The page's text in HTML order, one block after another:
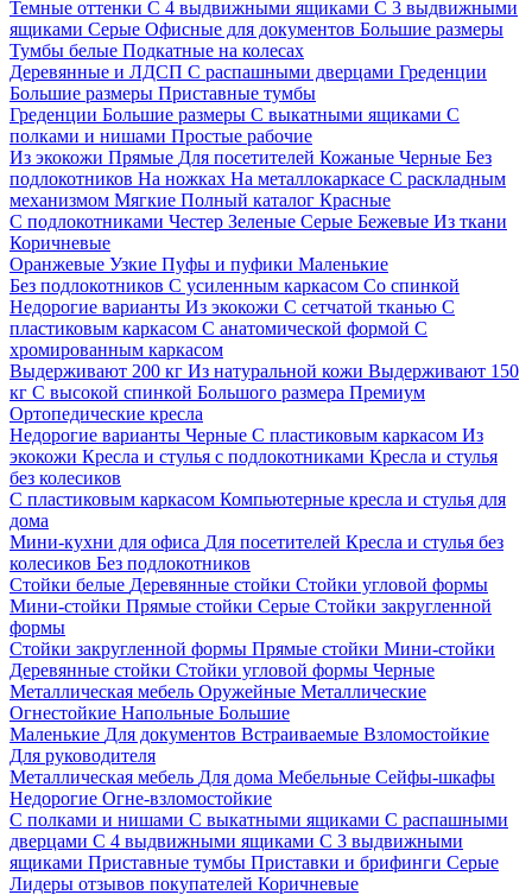
Темные оттенки С 4 выдвижными ящиками С 3 выдвижными
ящиками Серые Офисные для документов Большие размеры
Тумбы белые Подкатные на колесах
Деревянные и ЛДСП С распашными дверцами Греденции
Большие размеры Приставные тумбы
Греденции Большие размеры С выкатными ящиками С
полками и нишами Простые рабочие
Из экокожи Прямые Для посетителей Кожаные Черные Без
подлокотников На ножках На металлокаркасе С раскладным
механизмом Мягкие Полный каталог Красные
С подлокотниками Честер Зеленые Серые Бежевые Из ткани
Коричневые
Оранжевые Узкие Пуфы и пуфики Маленькие
Без подлокотников С усиленным каркасом Со спинкой
Недорогие варианты Из экокожи С сетчатой тканью С
пластиковым каркасом С анатомической формой С
хромированным каркасом
Выдерживают 200 кг Из натуральной кожи Выдерживают 150
кг С высокой спинкой Большого размера Премиум
Ортопедические кресла
Недорогие варианты Черные С пластиковым каркасом Из
экокожи Кресла и стулья с подлокотниками Кресла и стулья
без колесиков
С пластиковым каркасом Компьютерные кресла и стулья для
дома
Мини-кухни для офиса Для посетителей Кресла и стулья без
колесиков Без подлокотников
Стойки белые Деревянные стойки Стойки угловой формы
Мини-стойки Прямые стойки Серые Стойки закругленной
формы
Стойки закругленной формы Прямые стойки Мини-стойки
Деревянные стойки Стойки угловой формы Черные
Металлическая мебель Оружейные Металлические
Огнестойкие Напольные Большие
Маленькие Для документов Встраиваемые Взломостойкие
Для руководителя
Металлическая мебель Для дома Мебельные Сейфы-шкафы
Недорогие Огне-взломостойкие
С полками и нишами С выкатными ящиками С распашными
дверцами С 4 выдвижными ящиками С 3 выдвижными
ящиками Приставные тумбы Приставки и брифинги Серые
Лидеры отзывов покупателей Коричневые